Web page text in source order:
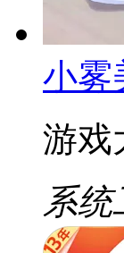
小雾
游戏
系统